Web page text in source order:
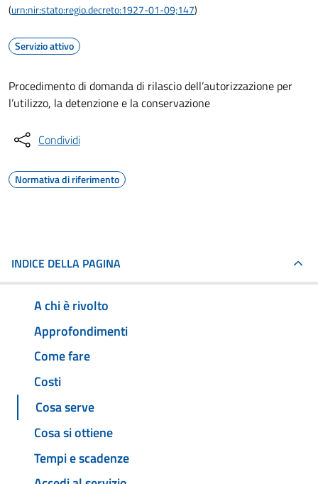
(urn:nir:stato:regio.decreto:1927-01-09;147)
Servizio attivo
Procedimento di domanda di rilascio dell’autorizzazione per
l’utilizzo, la detenzione e la conservazione
Condividi
Normativa di riferimento
INDICE DELLA PAGINA
A chi è rivolto
Approfondimenti
Come fare
Costi
Cosa serve
Cosa si ottiene
Tempi e scadenze